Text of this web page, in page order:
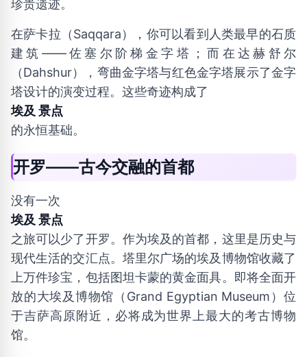
珍贵遗迹。
在萨卡拉（Saqqara），你可以看到人类最早的石质
建筑——佐塞尔阶梯金字塔；而在达赫舒尔
（Dahshur），弯曲金字塔与红色金字塔展示了金字
塔设计的演变过程。这些奇迹构成了
埃及 景点
的永恒基础。
开罗——古今交融的首都
没有一次
埃及 景点
之旅可以少了开罗。作为埃及的首都，这里是历史与
现代生活的交汇点。塔里尔广场的埃及博物馆收藏了
上万件珍宝，包括图坦卡蒙的黄金面具。即将全面开
放的大埃及博物馆（Grand Egyptian Museum）位
于吉萨高原附近，必将成为世界上最大的考古博物
馆。